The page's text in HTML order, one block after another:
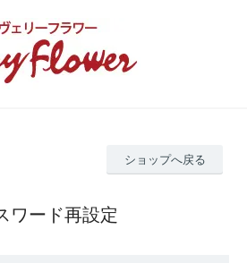
ショップへ戻る
ワード再設定